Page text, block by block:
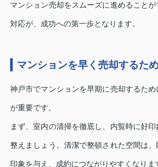
マンション売却をスムーズに進めること
対応が、成功への第一歩となります。
マンションを早く売却するた
神戸市でマンションを早期に売却するた
が重要です。
まず、室内の清掃を徹底し、内覧時に好
整えましょう。清潔で整頓された空間は
印象を与え、成約につながりやすくなりま